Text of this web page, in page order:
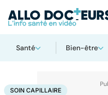
Santé Bien-être
AccueilSanté Société Soin capillaire
SOIN CAPILLAIRE